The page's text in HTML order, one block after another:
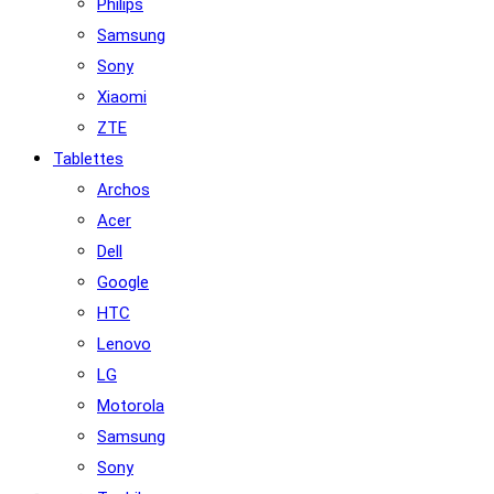
Philips
Samsung
Sony
Xiaomi
ZTE
Tablettes
Archos
Acer
Dell
Google
HTC
Lenovo
LG
Motorola
Samsung
Sony